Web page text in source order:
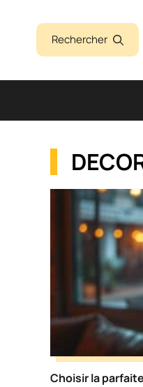
contenu
Rechercher
Choisir la